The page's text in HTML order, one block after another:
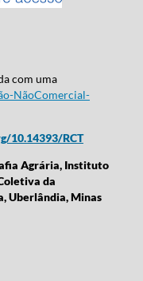
com uma
NãoComercial-
10.14393/RCT
Agrária, Instituto
da
Uberlândia, Minas